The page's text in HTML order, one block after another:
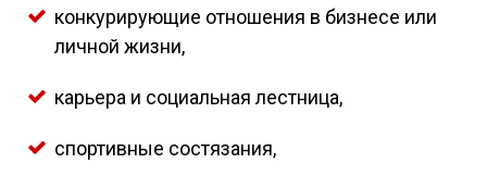
конкурирующие отношения в бизнесе или
личной жизни,
карьера и социальная лестница,
спортивные состязания,